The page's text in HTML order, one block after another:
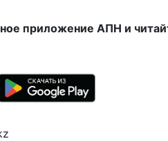
приложение АПН и